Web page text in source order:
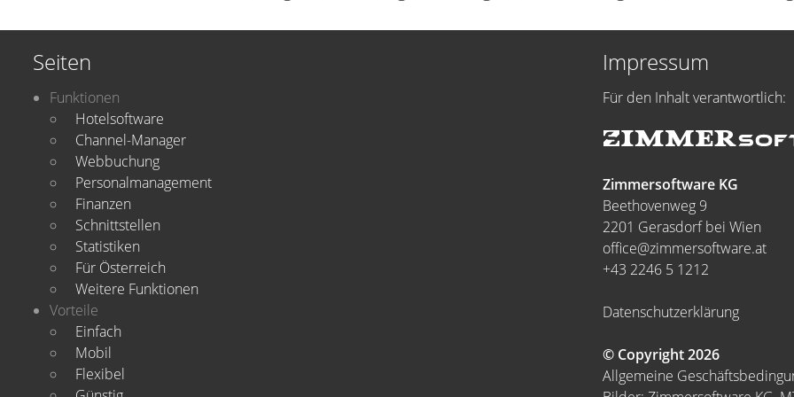
Seiten
Funktionen
Hotelsoftware
Channel-Manager
Webbuchung
Personalmanagement
Finanzen
Schnittstellen
Statistiken
Für Österreich
Weitere Funktionen
Vorteile
Einfach
Mobil
Flexibel
Impressum
Für den Inhalt verantwortlich:
Zimmersoftware KG
Beethovenweg 9
2201 Gerasdorf bei Wien
office@zimmersoftware.at
+43 2246 5 1212
Datenschutzerklärung
© Copyright 2026
Allgemeine